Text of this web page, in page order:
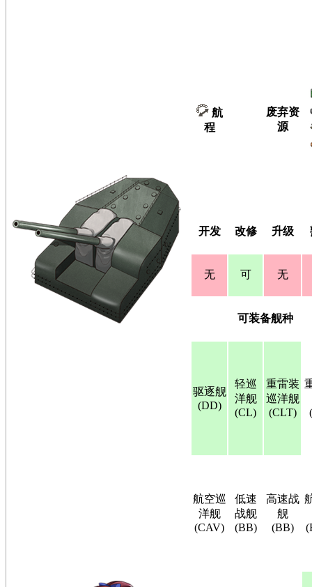
航
程
废弃资
源
开发 改修 升级
无 可 无
可装备舰种
驱逐舰
(DD)
轻巡
洋舰
(CL)
重雷装
巡洋舰
(CLT)
航空巡
洋舰
(CAV)
低速
战舰
(BB)
高速战
舰
(BB)